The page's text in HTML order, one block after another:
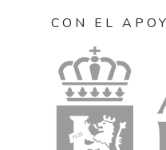
CON EL